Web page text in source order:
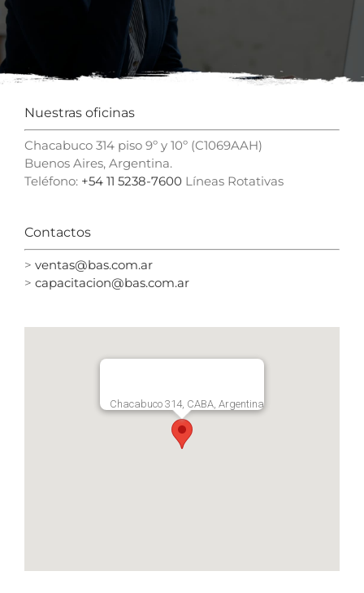
Nuestras oficinas
Chacabuco 314 piso 9º y 10º (C1069AAH)
Buenos Aires, Argentina.
Teléfono: +54 11 5238-7600 Líneas Rotativas
Contactos
> ventas@bas.com.ar
> capacitacion@bas.com.ar
Chacabuco 314, CABA, Argentina